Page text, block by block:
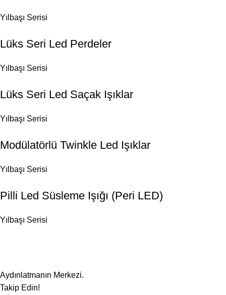
Yılbaşı Serisi
Lüks Seri Led Perdeler
Yılbaşı Serisi
Lüks Seri Led Saçak Işıklar
Yılbaşı Serisi
Modülatörlü Twinkle Led Işıklar
Yılbaşı Serisi
Pilli Led Süsleme Işığı (Peri LED)
Yılbaşı Serisi
Aydınlatmanın Merkezi.
Takip Edin!